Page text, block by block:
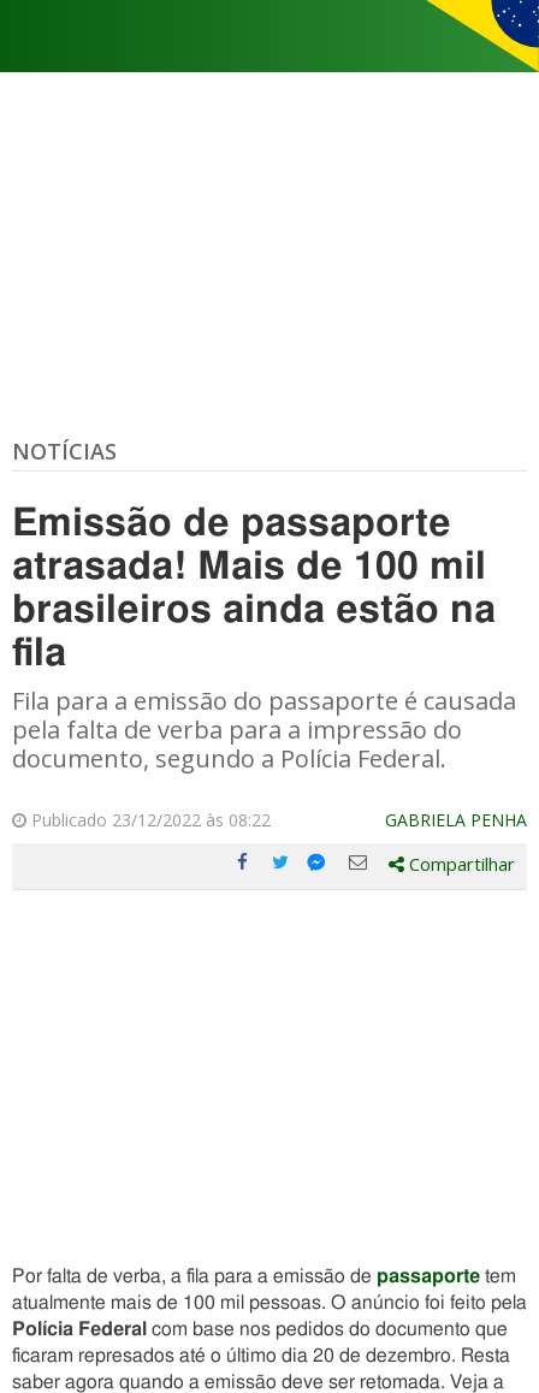
NOTÍCIAS
Emissão de passaporte
atrasada! Mais de 100 mil
brasileiros ainda estão na
fila
Fila para a emissão do passaporte é causada
pela falta de verba para a impressão do
documento, segundo a Polícia Federal.
Publicado 23/12/2022 às 08:22 GABRIELA PENHA
Compartilhe
Compartilhe
Compartilhe
Compartilhe
Compartilhar
Por falta de verba, a fila para a emissão de passaporte tem
atualmente mais de 100 mil pessoas. O anúncio foi feito pela
Polícia Federal com base nos pedidos do documento que
ficaram represados até o último dia 20 de dezembro. Resta
saber agora quando a emissão deve ser retomada. Veja a